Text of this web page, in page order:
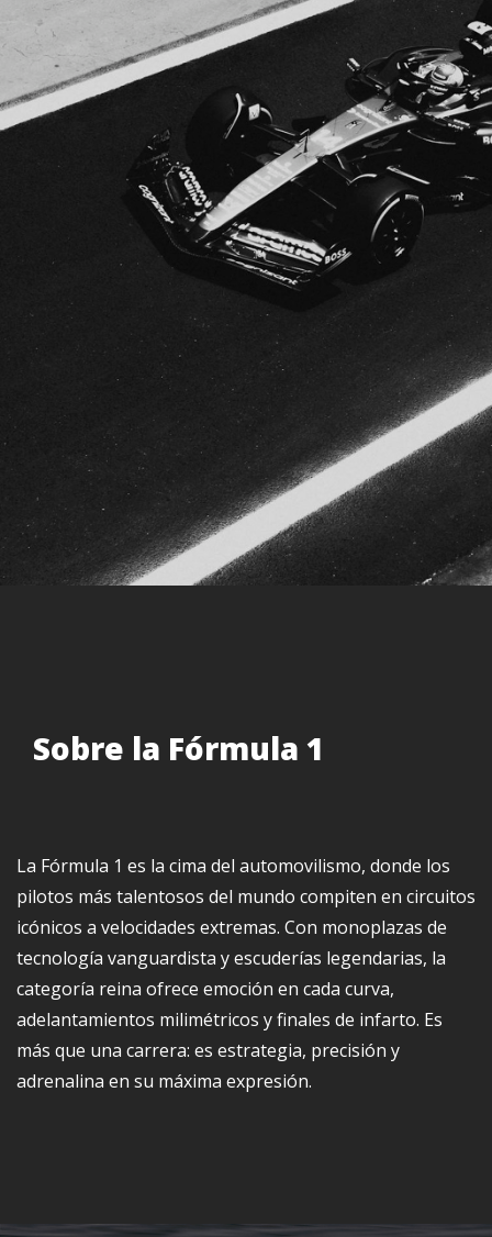
Sobre la Fórmula 1
La Fórmula 1 es la cima del automovilismo, donde los
pilotos más talentosos del mundo compiten en circuitos
icónicos a velocidades extremas. Con monoplazas de
tecnología vanguardista y escuderías legendarias, la
categoría reina ofrece emoción en cada curva,
adelantamientos milimétricos y finales de infarto. Es
más que una carrera: es estrategia, precisión y
adrenalina en su máxima expresión.